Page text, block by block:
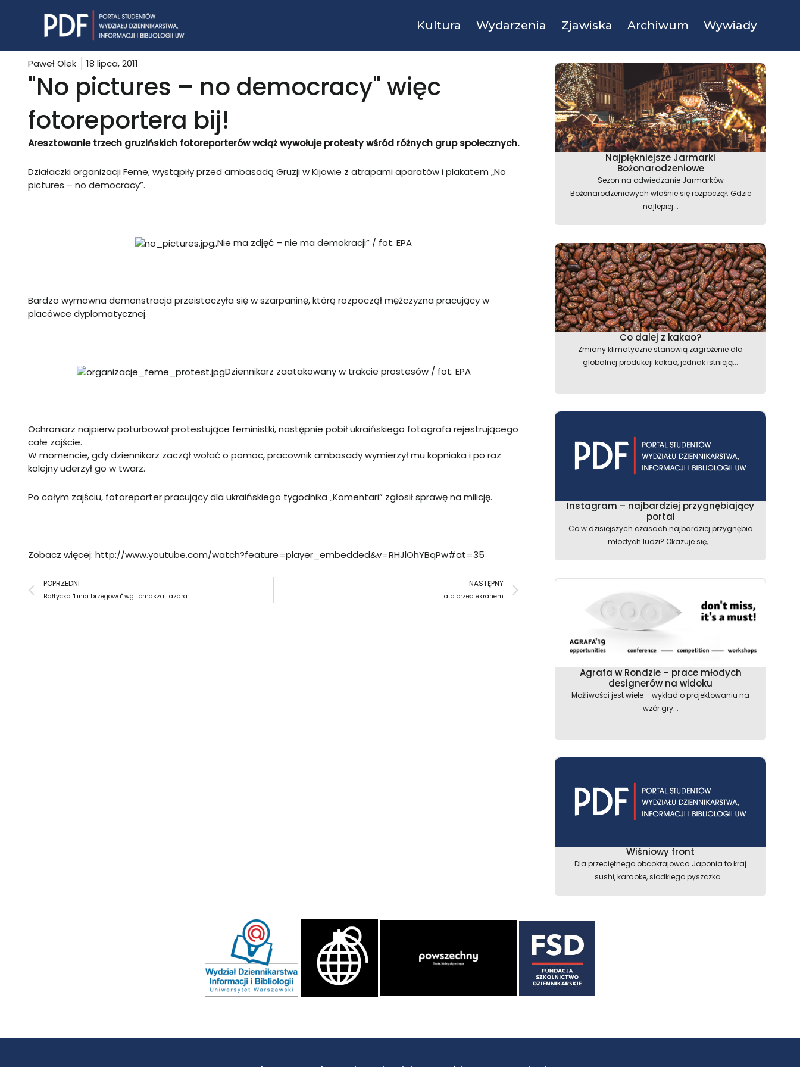
Kultura Wydarzenia Zjawiska Archiwum Wywiady
Paweł Olek 18 lipca, 2011
"No pictures – no democracy" więc
fotoreportera bij!
Aresztowanie trzech gruzińskich fotoreporterów wciąż wywołuje protesty wśród różnych grup społecznych.
Działaczki organizacji Feme, wystąpiły przed ambasadą Gruzji w Kijowie z atrapami aparatów i plakatem „No
pictures – no democracy”.
„Nie ma zdjęć – nie ma demokracji” / fot. EPA
Bardzo wymowna demonstracja przeistoczyła się w szarpaninę, którą rozpoczął mężczyzna pracujący w
placówce dyplomatycznej.
Dziennikarz zaatakowany w trakcie prostesów / fot. EPA
Ochroniarz najpierw poturbował protestujące feministki, następnie pobił ukraińskiego fotografa rejestrującego
całe zajście.
W momencie, gdy dziennikarz zaczął wołać o pomoc, pracownik ambasady wymierzył mu kopniaka i po raz
kolejny uderzył go w twarz.
Po całym zajściu, fotoreporter pracujący dla ukraińskiego tygodnika „Komentari” zgłosił sprawę na milicję.
Zobacz więcej: http://www.youtube.com/watch?feature=player_embedded&v=RHJlOhYBqPw#at=35
Prev
POPRZEDNI
Bałtycka "Linia brzegowa" wg Tomasza Lazara
NASTĘPNY
Lato przed ekranem
Następny
Najpiękniejsze Jarmarki
Bożonarodzeniowe
Sezon na odwiedzanie Jarmarków
Bożonarodzeniowych właśnie się rozpoczął. Gdzie
najlepiej...
Co dalej z kakao?
Zmiany klimatyczne stanowią zagrożenie dla
globalnej produkcji kakao, jednak istnieją...
Instagram – najbardziej przygnębiający
portal
Co w dzisiejszych czasach najbardziej przygnębia
młodych ludzi? Okazuje się,...
Agrafa w Rondzie – prace młodych
designerów na widoku
Możliwości jest wiele – wykład o projektowaniu na
wzór gry...
Wiśniowy front
Dla przeciętnego obcokrajowca Japonia to kraj
sushi, karaoke, słodkiego pyszczka...